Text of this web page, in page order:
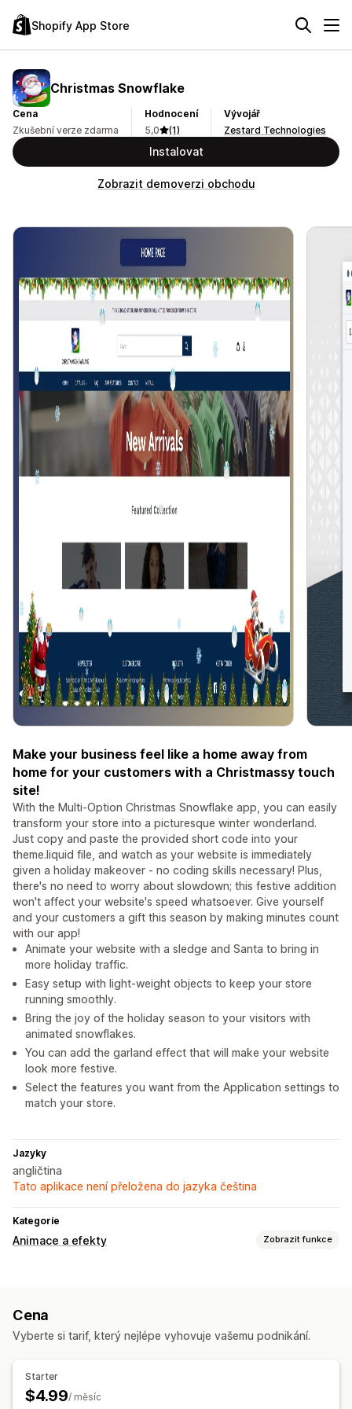
Shopify App Store
Christmas Snowflake
Cena
Zkušební verze zdarma
Hodnocení
5,0
(1)
Vývojář
Zestard Technologies
Instalovat
Zobrazit demoverzi obchodu
Make your business feel like a home away from
home for your customers with a Christmassy touch
site!
With the Multi-Option Christmas Snowflake app, you can easily
transform your store into a picturesque winter wonderland.
Just copy and paste the provided short code into your
theme.liquid file, and watch as your website is immediately
given a holiday makeover - no coding skills necessary! Plus,
there's no need to worry about slowdown; this festive addition
won't affect your website's speed whatsoever. Give yourself
and your customers a gift this season by making minutes count
with our app!
Animate your website with a sledge and Santa to bring in
more holiday traffic.
Easy setup with light-weight objects to keep your store
running smoothly.
Bring the joy of the holiday season to your visitors with
animated snowflakes.
You can add the garland effect that will make your website
look more festive.
Select the features you want from the Application settings to
match your store.
Jazyky
angličtina
Tato aplikace není přeložena do jazyka čeština
Kategorie
Animace a efekty Zobrazit funkce
Vánoce
Cena
Vyberte si tarif, který nejlépe vyhovuje vašemu podnikání.
Starter
$4.99/ měsíc